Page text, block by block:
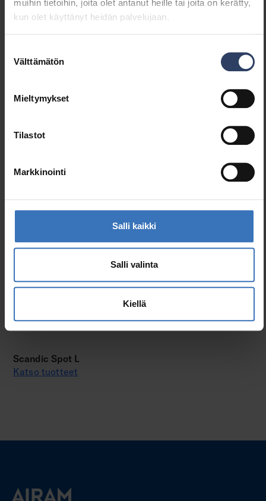
muihin tietoihin, joita olet antanut heille tai joita on kerätty,
kun olet käyttänyt heidän palvelujaan.
valinta
Välttämätön
Mieltymykset
Tilastot
Markkinointi
Salli kaikki
Salli valinta
Kiellä
Samankaltaiset tuotteet
Scandic Spot L
Katso tuotteet